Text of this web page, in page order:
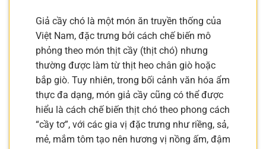
Giả cầy chó là một món ăn truyền thống của
Việt Nam, đặc trưng bởi cách chế biến mô
phỏng theo món thịt cầy (thịt chó) nhưng
thường được làm từ thịt heo chân giò hoặc
bắp giò. Tuy nhiên, trong bối cảnh văn hóa ẩm
thực đa dạng, món giả cầy cũng có thể được
hiểu là cách chế biến thịt chó theo phong cách
“cầy tơ”, với các gia vị đặc trưng như riềng, sả,
mẻ, mắm tôm tạo nên hương vị nồng ấm, đậm